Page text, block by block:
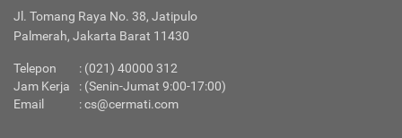
Jl. Tomang Raya No. 38, Jatipulo
Palmerah, Jakarta Barat 11430
Telepon : (021) 40000 312
Jam Kerja
: (Senin-Jumat 9:00-17:00)
Email
:cs@cermati.com